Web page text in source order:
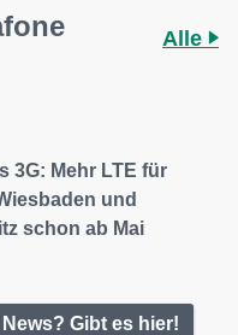
Alle
3G: Mehr LTE für
und
schon ab Mai
Gibt es hier!